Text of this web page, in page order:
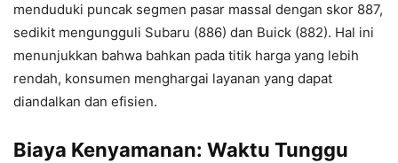
menduduki puncak segmen pasar massal dengan skor 887,
sedikit mengungguli Subaru (886) dan Buick (882). Hal ini
menunjukkan bahwa bahkan pada titik harga yang lebih
rendah, konsumen menghargai layanan yang dapat
diandalkan dan efisien.
Biaya Kenyamanan: Waktu Tunggu